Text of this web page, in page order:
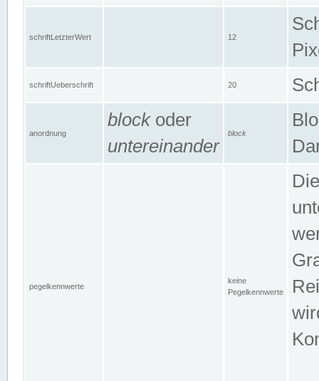
schriftLetzterWert 12
schriftUeberschrift 20
anordnung
blockoder
untereinander
block
pegelkennwerte
keine
Pegelkennwerte